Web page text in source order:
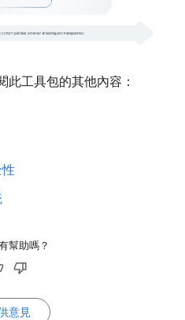
此工具包的其他內容：
幫助嗎？
意見